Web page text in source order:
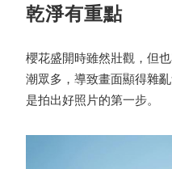
乾淨有重點
櫻花盛開時雖然壯觀，但
潮眾多，導致畫面顯得雜
是拍出好照片的第一步。